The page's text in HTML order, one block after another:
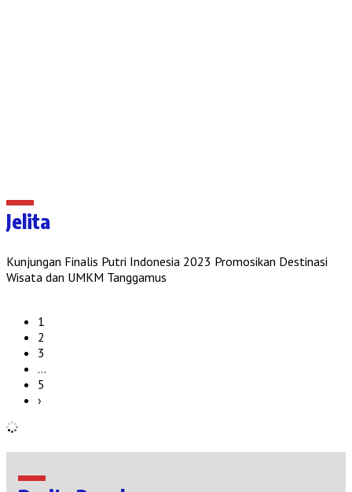
Jelita
Kunjungan Finalis Putri Indonesia 2023 Promosikan Destinasi
Wisata dan UMKM Tanggamus
1
2
3
…
5
›